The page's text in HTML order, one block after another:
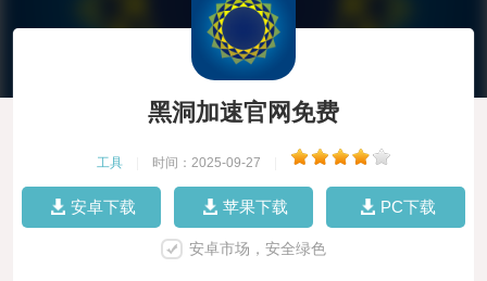
黑洞加速官网免费
工具 时间：2025-09-27
安卓下载 苹果下载 PC下载
安卓市场，安全绿色